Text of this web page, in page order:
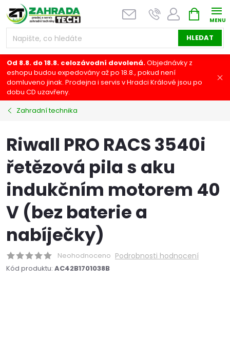
Přejít
na
obsah
HLEDAT
NÁKUPNÍ
KOŠÍK
Od 8.8. do 18.8. celozávodní dovolená.Objednávky z
eshopu budou expedovány až po 18.8., pokud není
domluveno jinak. Prodejna i servis v Hradci Králové jsou po
dobu CD uzavřeny.
Zahradní technika
Riwall PRO RACS 3540i
řetězová pila s aku
indukčním motorem 40
V (bez baterie a
nabíječky)
Neohodnoceno Podrobnosti hodnocení
Kód produktu: AC42B1701038B